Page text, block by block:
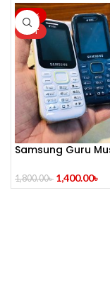
-22%
HOT
Samsung Guru
1,800.00৳ 1,400.00৳